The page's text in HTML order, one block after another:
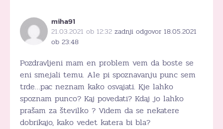
miha91
21.03.2021 ob 12:32 zadnji odgovor 18.05.2021
ob 23:48
Pozdravljeni mam en problem vem da boste se
eni smejali temu. Ale pi spoznavanju punc sem
trde…pac neznam kako osvajati. Kje lahko
spoznam punco? Kaj povedati? Kdaj jo lahko
prašam za številko ? Videm da se nekatere
dobrikajo, kako vedet katera bi bla?